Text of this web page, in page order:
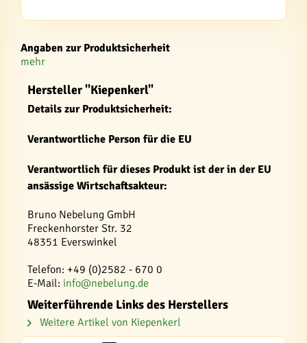
Angaben zur Produktsicherheit
mehr
Hersteller "Kiepenkerl"
Details zur Produktsicherheit:
Verantwortliche Person für die EU
Verantwortlich für dieses Produkt ist der in der EU
ansässige Wirtschaftsakteur:
Bruno Nebelung GmbH
Freckenhorster Str. 32
48351 Everswinkel
Telefon: +49 (0)2582 - 670 0
E-Mail: info@nebelung.de
Weiterführende Links des Herstellers
Weitere Artikel von Kiepenkerl